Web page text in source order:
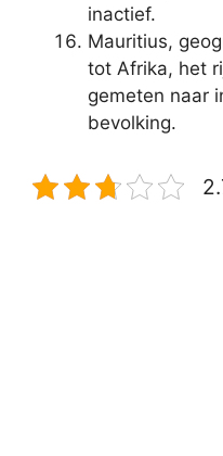
inactief.
Mauritius,
tot Afrika, het
gemeten naar
bevolking.